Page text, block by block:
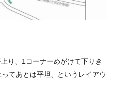
り、1コーナーめがけて下りき
てあとは平坦、というレイアウ